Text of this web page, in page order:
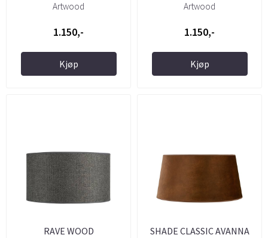
Artwood
1.150,-
Kjøp
Artwood
1.150,-
Kjøp
RAVE WOOD
SHADE CLASSIC AVANNA